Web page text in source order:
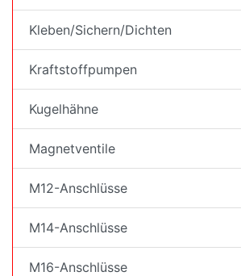
Kleben/Sichern/Dichten
Kraftstoffpumpen
Kugelhähne
Magnetventile
M12-Anschlüsse
M14-Anschlüsse
M16-Anschlüsse